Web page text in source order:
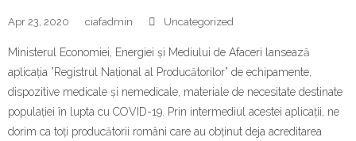
Apr 23, 2020 ciafadmin Uncategorized
Ministerul Economiei, Energiei și Mediului de Afaceri lansează
aplicația ”Registrul Național al Producătorilor” de echipamente,
dispozitive medicale și nemedicale, materiale de necesitate destinate
populației în lupta cu COVID-19. Prin intermediul acestei aplicații, ne
dorim ca toți producătorii români care au obținut deja acreditarea